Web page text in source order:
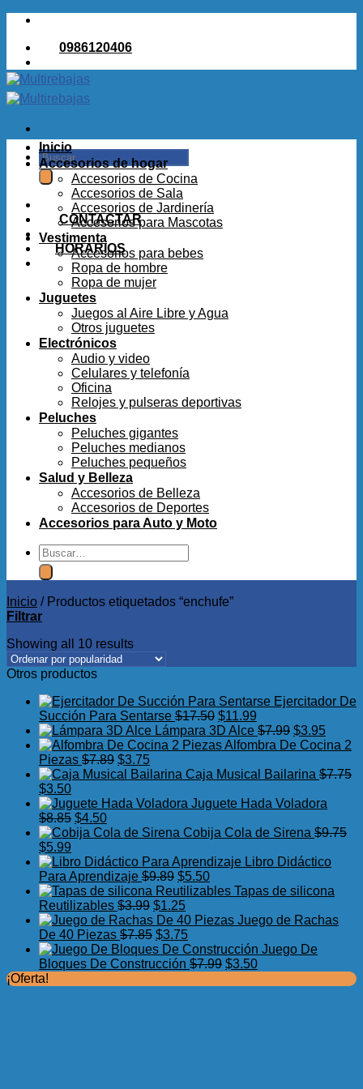
Saltar
contenido0986120406
Buscar
por:
CONTACTAR
HORARIOS
Inicio
Accesorios de hogar
Accesorios de Cocina
Accesorios de Sala
Accesorios de Jardinería
Accesorios para Mascotas
Vestimenta
Accesorios para bebes
Ropa de hombre
Ropa de mujer
Juguetes
Juegos al Aire Libre y Agua
Otros juguetes
Electrónicos
Audio y video
Celulares y telefonía
Oficina
Relojes y pulseras deportivas
Peluches
Peluches gigantes
Peluches medianos
Peluches pequeños
Salud y Belleza
Accesorios de Belleza
Accesorios de Deportes
Accesorios para Auto y Moto
Buscar
por:
Inicio /Productos etiquetados “enchufe”
Filtrar
Showing all 10 results
Otros productos
Ejercitador De
Succión Para Sentarse $17.50 El
precio
original
$17.50.
$11.99
precio
actual
$11.99.
Lámpara 3D Alce $7.99 El
precio
era:
$3.95El
precio
es:
Alfombra De Cocina 2
Piezas $7.89 El
precio
era:
$3.75El
precio
es:
Caja Musical Bailarina $7.75
El
precio
original
era:
$7.75.
$3.50El
precio
actual
es:
Juguete Hada Voladora
$8.85 El
precio
era:
$8.85.
$4.50El
precio
es:
$4.50.
Cobija Cola de Sirena $9.75
El
precio
original
era:
$9.75.
$5.99
precio
actual
es:
$5.99.
Libro Didáctico
Para Aprendizaje $9.89 El
precio
original
era:
$9.89.
$5.50El
precio
es:
Tapas de silicona
Reutilizables $3.99 El
precio
original
era:
$3.99.
$1.25El
precio
actual
es:
$1.25.
Juego de Rachas
De 40 Piezas $7.85 El
precio
original
$3.75El
precio
actual
Juego De
Bloques De Construcción $7.99 El
$3.50El
¡Oferta!